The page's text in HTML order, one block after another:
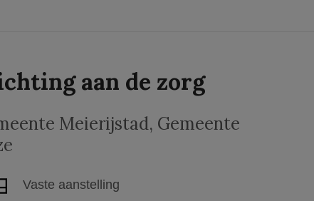
aan de zorg
Meierijstad, Gemeente
Vaste aanstelling